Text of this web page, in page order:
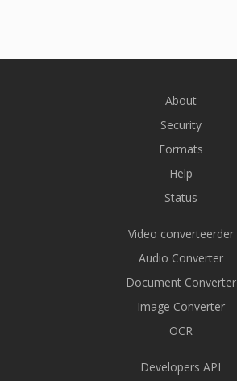
About
Security
Formats
Help
Status
Video converteerder
Audio Converter
Document Converter
Image Converter
OCR
Developers API